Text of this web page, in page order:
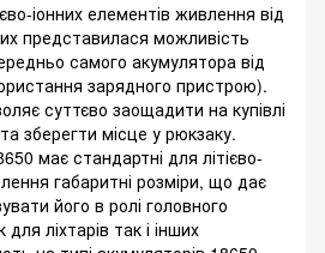
іонних елементів живлення від
представилася можливість
самого акумулятора від
зарядного пристрою).
суттєво заощадити на купівлі
зберегти місце у рюкзаку.
має стандартні для літієво-
габаритні розміри, що дає
його в ролі головного
ліхтарів так і інших